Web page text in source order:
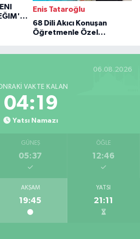
Enis Tataroğlu
68 Dili Akıcı Konuşan
Öğretmenle Özel
06.08.2026
VAKTE KALAN
04:18
Yatsı Namazı
GÜNEŞ
05:37
ÖĞLE
12:46
AKŞAM
19:45
YATSI
21:11